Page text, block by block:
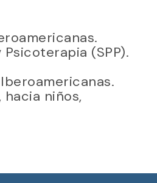
(SPP).
niños,